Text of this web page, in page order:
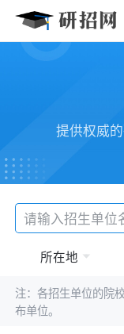
提供权威
所在地
注：各招生单位的院
布单位。